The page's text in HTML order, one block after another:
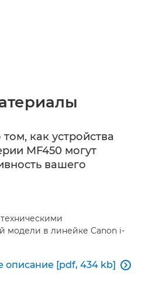
как устройства
MF450 могут
вашего
модели в линейке Canon i-
описание [pdf, 434 kb] 